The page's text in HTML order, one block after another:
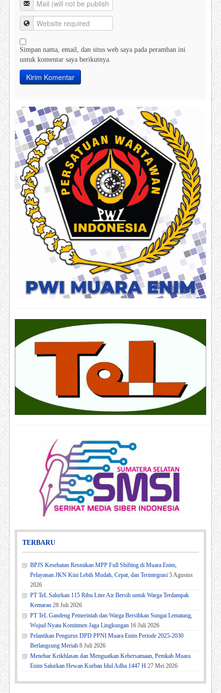
Simpan nama, email, dan situs web saya pada peramban ini
untuk komentar saya berikutnya.
TERBARU
BPJS Kesehatan Resmikan MPP Full Shifting di Muara Enim,
Pelayanan JKN Kini Lebih Mudah, Cepat, dan Terintegrasi 5 Agustus
2026
PT TeL Salurkan 115 Ribu Liter Air Bersih untuk Warga Terdampak
Kemarau 28 Juli 2026
PT TeL Gandeng Pemerintah dan Warga Bersihkan Sungai Lematang,
Wujud Nyata Komitmen Jaga Lingkungan 16 Juli 2026
Pelantikan Pengurus DPD PPNI Muara Enim Periode 2025-2030
Berlangsung Meriah 8 Juli 2026
Menebar Keikhlasan dan Menguatkan Kebersamaan, Pemkab Muara
Enim Salurkan Hewan Kurban Idul Adha 1447 H 27 Mei 2026